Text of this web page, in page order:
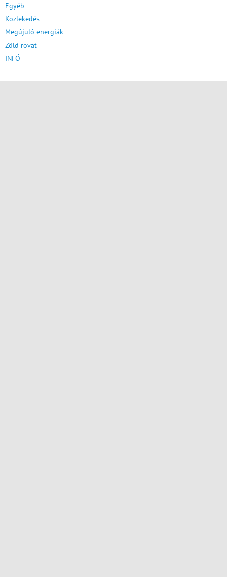
Egyéb
Közlekedés
Megújuló energiák
Zöld rovat
INFÓ